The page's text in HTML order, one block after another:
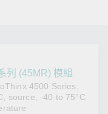
列 (45MR) 模組
4500 Series,
source, -40 to 75°C